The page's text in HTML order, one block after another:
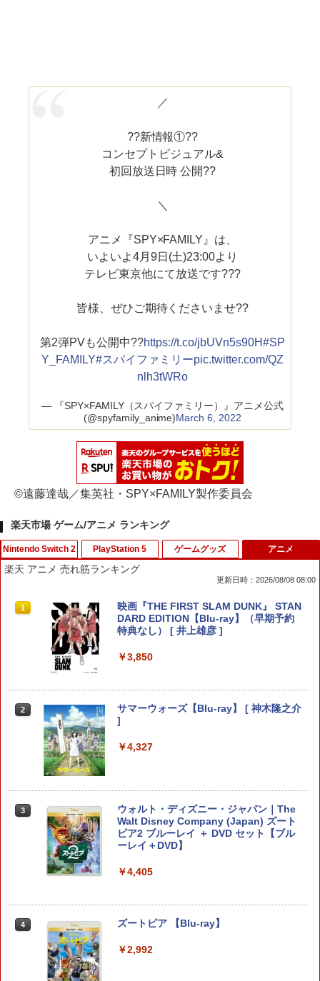
／
??新情報①??
コンセプトビジュアル&
初回放送日時 公開??
＼
アニメ『SPY×FAMILY』は、
いよいよ4月9日(土)23:00より
テレビ東京他にて放送です???
皆様、ぜひご期待くださいませ??
第2弾PVも公開中??https://t.co/jbUVn5s90H#SP
Y_FAMILY#スパイファミリーpic.twitter.com/QZ
nlh3tWRo
— 『SPY×FAMILY（スパイファミリー）』アニメ公式
(@spyfamily_anime)March 6, 2022
©遠藤達哉／集英社・SPY×FAMILY製作委員会
楽天市場 ゲーム/アニメ ランキング
Nintendo Switch 2
1
＼マラソン限定！最大15％OFFクーポン
／【レビューで液晶保護フィルムプレゼ
ント】Nintendo Switch2 ケース ニンテ
ードケース カバー 収納ケース 耐衝撃 フ
￥1,580
do Switch 2 Sports 周辺機器 ジョイコ
ン Joy-Con2 アクセサリー レッド1本 ブ
ルー1本 任天堂 スイッチ2対応
￥2,200
FF】【tomtoc】 Switch 2対応 ハードケ
ース FancyCase-G05 Nintendo 2025年
スイッチ2モデル用 スリムケース 持ち運
び キャリングケース 耐衝撃 薄型 ハード
ポーチ ゲームカード12枚収納 アクセサ
PlayStation 5
1
2セット PS5 コントローラー用 ボタン
補修 修理パーツ 交換用 ラバー セット 修
理パーツ 修理キット プレイステーショ
PS5 本体 カバー ステッカー シール ケー
ン カスタマイズ 傷防止 耐久性 傷防止
【中古】 ファンタジーライフi グルグ
ルの竜と時をぬすむ少女／PS5
4
【特典】グランド・セフト・オートVI
年11月12日、プレイ開始日：2026年11
ゲームグッズ アニメ
楽天 アニメ 売れ筋ランキング
更新日時：2026/08/08 08:00
1
映画『THE FIRST SLAM DUNK』 STAN
DARD EDITION【Blu-ray】（早期予約
特典なし） [ 井上雄彦 ]
￥3,850
2
サマーウォーズ【Blu-ray】 [ 神木隆之介
]
￥4,327
3
ウォルト・ディズニー・ジャパン｜The
Walt Disney Company (Japan) ズート
ピア2 ブルーレイ ＋ DVD セット【ブル
ーレイ＋DVD】
￥4,405
4 ズートピア 【Blu-ray】
￥2,992